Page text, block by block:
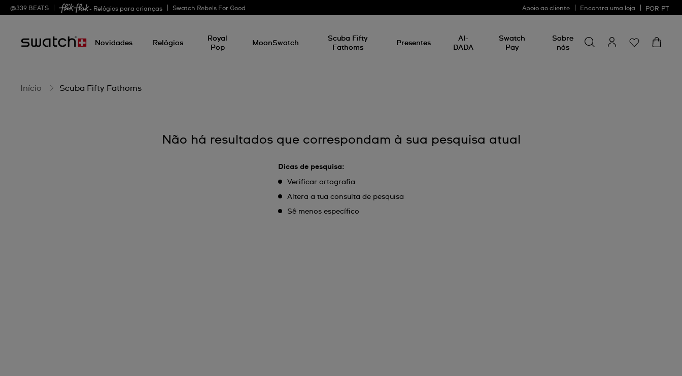
@339 BEATS - Relógios para crianças Swatch Rebels For Good Apoio ao cliente Encontra uma loja POR PT
Novidades Relógios
Royal
Pop
MoonSwatch
Scuba Fifty
Fathoms
Presentes
AI-
DADA
Swatch
Pay
Sobre
nós
por
algo
Scuba
Fifty
Fathoms
Início Scuba Fifty Fathoms
Não há resultados que correspondam à sua pesquisa atual
Dicas de pesquisa:
Verificar ortografia
Altera a tua consulta de pesquisa
Sê menos específico